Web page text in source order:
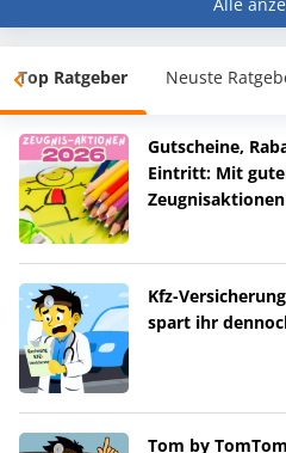
Top Ratgeber Neuste
Gutscheine,
Eintritt: Mit
Kfz-
spart ihr
Tom by